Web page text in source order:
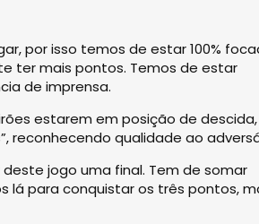
por isso temos de estar 100%
ter mais pontos. Temos de estar
de imprensa.
estarem em posição de descida,
reconhecendo qualidade ao
jogo uma final. Tem de somar
lá para conquistar os três pontos,